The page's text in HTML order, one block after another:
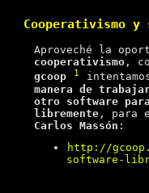
Cooperativismo
Aproveché la
cooperativismo,
gcoop
1
manera de
otro software
libremente, para
Carlos Massón :
http://
software-